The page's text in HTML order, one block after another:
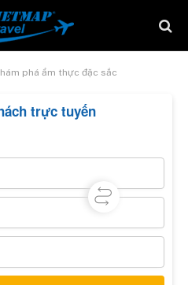
phá ẩm thực đặc sắc
trực tuyến